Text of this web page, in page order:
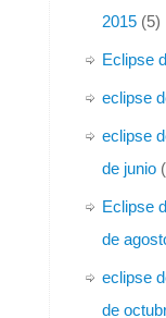
2015 (5)
Eclipse
eclipse
eclipse
de junio
Eclipse
de
eclipse
de